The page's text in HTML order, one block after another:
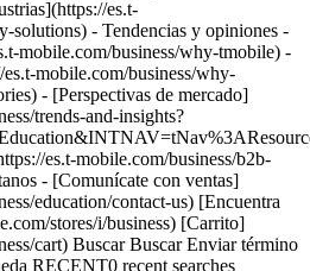
es.t-
solutions) - Tendencias y opiniones -
mobile.com/business/why-tmobile) -
mobile.com/business/why-
- [Perspectivas de mercado]
trends-and-insights?
es.t-mobile.com/business/b2b-
- [Comunícate con ventas]
education/contact-us) [Encuentra
stores/i/business) [Carrito]
cart) Buscar Buscar Enviar término
RECENT0 recent searches